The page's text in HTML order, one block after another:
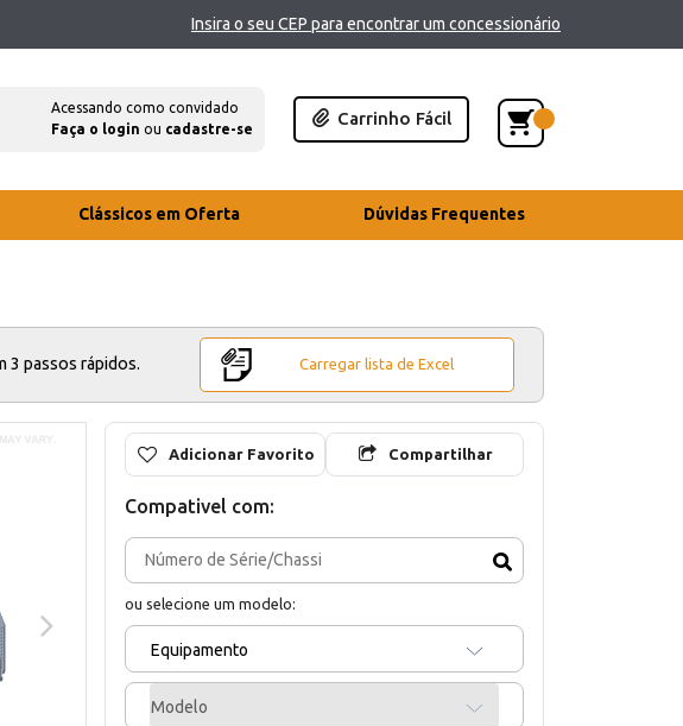
Insira o seu CEP para encontrar um concessionário
Acessando como convidado
Faça o login ou cadastre-se
Carrinho Fácil
Clássicos em Oferta Dúvidas Frequentes
3 passos rápidos. Carregar lista de Excel
Adicionar Favorito Compartilhar
Compativel com:
ou selecione um modelo:
Equipamento
Modelo